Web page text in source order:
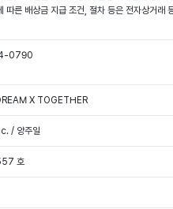
따른 배상금 지급 조건, 절차 등은 전자상거래
0790
X TOGETHER
/ 양주일
호